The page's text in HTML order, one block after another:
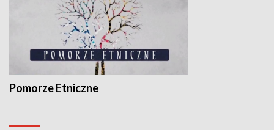
Pomorze Etniczne